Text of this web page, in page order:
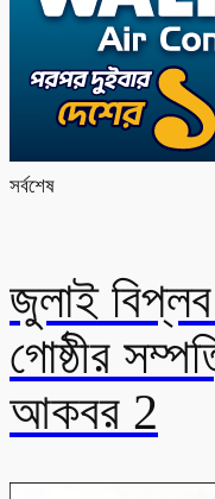
সর্বশেষ
জুলাই
গোষ্ঠীর
আকবর 2